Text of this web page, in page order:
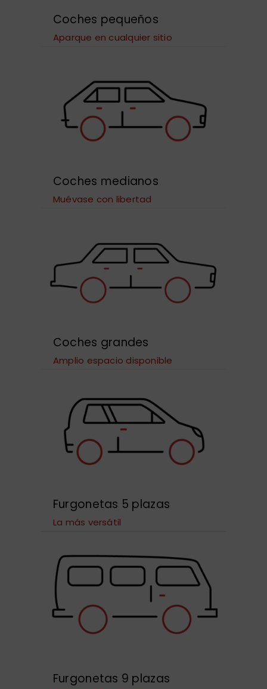
Coches pequeños
Aparque en cualquier sitio
Coches medianos
Muévase con libertad
Coches grandes
Amplio espacio disponible
Furgonetas 5 plazas
La más versátil
Furgonetas 9 plazas